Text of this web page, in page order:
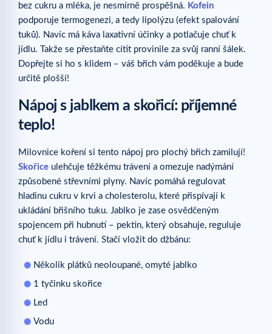
bez cukru a mléka, je nesmírně prospěšná. Kofein
podporuje termogenezi, a tedy lipolýzu (efekt spalování
tuků). Navíc má káva laxativní účinky a potlačuje chuť k
jídlu. Takže se přestaňte cítit provinile za svůj ranní šálek.
Dopřejte si ho s klidem – váš břich vám poděkuje a bude
určitě plošší!
Nápoj s jablkem a skořicí: příjemné
teplo!
Milovnice koření si tento nápoj pro plochý břich zamilují!
Skořice ulehčuje těžkému trávení a omezuje nadýmání
způsobené střevními plyny. Navíc pomáhá regulovat
hladinu cukru v krvi a cholesterolu, které přispívají k
ukládání břišního tuku. Jablko je zase osvědčeným
spojencem při hubnutí – pektin, který obsahuje, reguluje
chuť k jídlu i trávení. Stačí vložit do džbánu:
Několik plátků neoloupané, omyté jablko
1 tyčinku skořice
Led
Vodu